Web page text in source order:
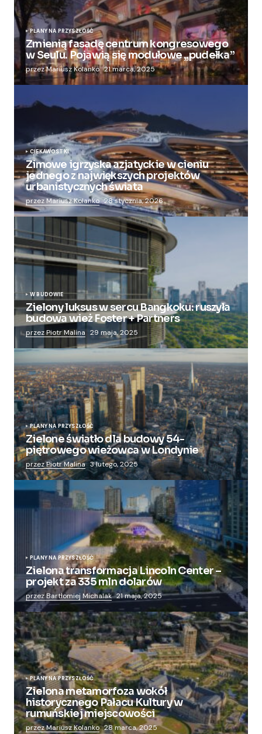
PLANY NA PRZYSZŁOŚĆ
Zmienią fasadę centrum kongresowego
w Seulu. Pojawią się modułowe „pudełka”
przez Mariusz Kolanko 21 marca, 2025
CIEKAWOSTKI
Zimowe igrzyska azjatyckie w cieniu
jednego z największych projektów
urbanistycznych świata
przez Mariusz Kolanko 28 stycznia, 2026
W BUDOWIE
Zielony luksus w sercu Bangkoku: ruszyła
budowa wież Foster + Partners
przez Piotr Malina 29 maja, 2025
PLANY NA PRZYSZŁOŚĆ
Zielone światło dla budowy 54-
piętrowego wieżowca w Londynie
przez Piotr Malina 3 lutego, 2025
PLANY NA PRZYSZŁOŚĆ
Zielona transformacja Lincoln Center –
projekt za 335 mln dolarów
przez Bartłomiej Michalak 21 maja, 2025
PLANY NA PRZYSZŁOŚĆ
Zielona metamorfoza wokół
historycznego Pałacu Kultury w
rumuńskiej miejscowości
przez Mariusz Kolanko 28 marca, 2025